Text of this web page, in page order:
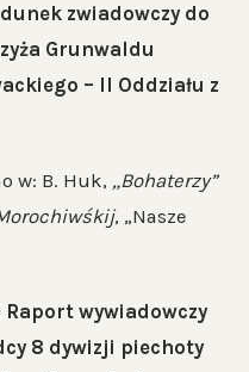
zwiadowczy do
Grunwaldu
– II Oddziału z
w: B. Huk, „Bohaterzy”
, „Nasze
Raport wywiadowczy
8 dywizji piechoty